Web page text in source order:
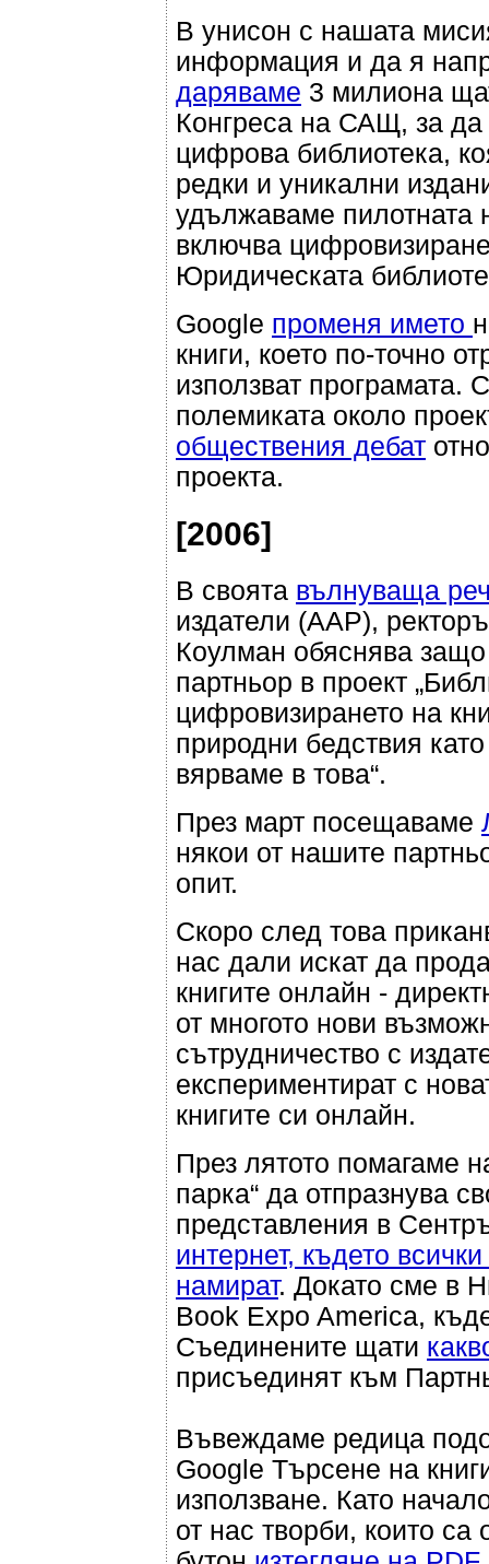
В унисон с нашата
информация и да я
даряваме 3 милиона
Конгреса на САЩ, за да
цифрова библиотека,
редки и уникални
удължаваме пилотната
включва
Юридическата
Google променя името
книги, което по-точно
използват програмата.
полемиката около
обществения дебат
проекта.
[2006]
В своята вълнуваща
издатели (AAP),
Коулман обяснява
партньор в проект
цифровизирането на
природни бедствия
вярваме в това“.
През март посещаваме
някои от нашите
опит.
Скоро след това
нас дали искат да
книгите онлайн -
от многото нови
сътрудничество с
експериментират с
книгите си онлайн.
През лятото помагаме
парка“ да отпразнува
представления в
интернет, където
намират. Докато сме в
Book Expo America,
Съединените щати
присъединят към
Въвеждаме редица
Google Търсене на
използване. Като
от нас творби, които